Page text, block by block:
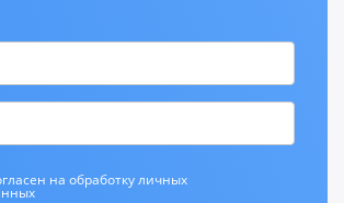
на обработку личных